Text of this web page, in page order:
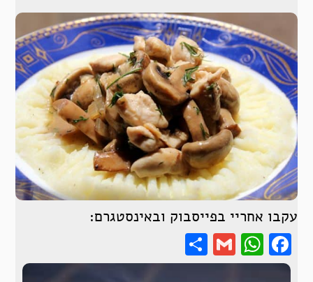
עקבו אחריי בפייסבוק ובאינסטגרם:
Facebook
WhatsApp
Gmail